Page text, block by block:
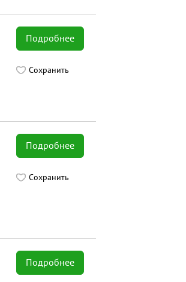
Подробнее
Сохранить
Подробнее
Сохранить
Подробнее